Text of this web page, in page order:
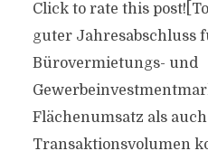
Click to rate this
guter Jahresabschluss
Bürovermietungs- und
Flächenumsatz als
Transaktionsvolumen